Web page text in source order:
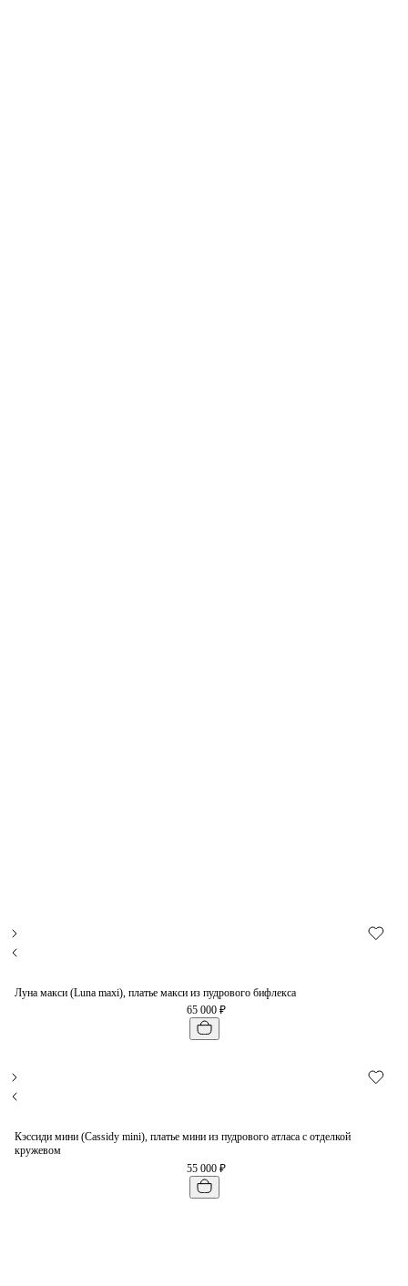
Луна макси (Luna maxi), платье макси из пудрового бифлекса
65 000 ₽
Кэссиди мини (Cassidy mini), платье мини из пудрового атласа с отделкой
кружевом
55 000 ₽